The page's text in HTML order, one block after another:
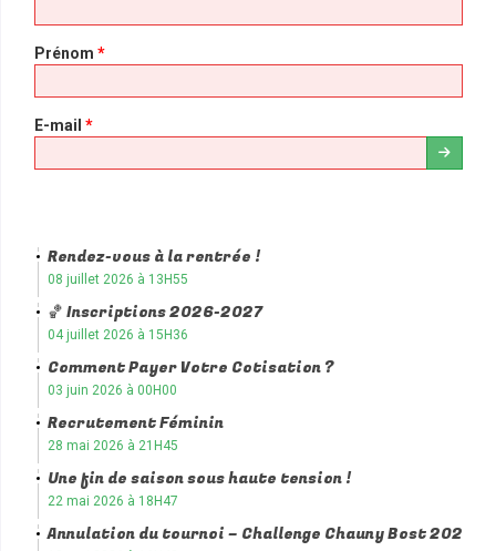
Prénom *
E-mail *
Rendez-vous à la rentrée !
08 juillet 2026 à 13H55
🏀 Inscriptions 2026-2027
04 juillet 2026 à 15H36
Comment Payer Votre Cotisation ?
03 juin 2026 à 00H00
Recrutement Féminin
28 mai 2026 à 21H45
Une fin de saison sous haute tension !
22 mai 2026 à 18H47
Annulation du tournoi – Challenge Chauny Bost 2026